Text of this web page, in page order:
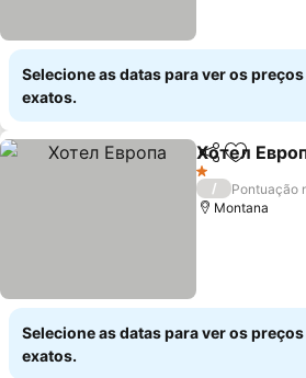
Selecione as datas para ver os preços
exatos.
Partilhar
Хотел
1 Estrelas
/
Pontuação
Montana
Selecione as datas para ver os preços
exatos.